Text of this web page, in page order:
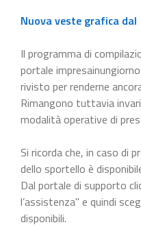
Nuova veste grafica
Il programma di
portale
rivisto per renderne
Rimangono tuttavia
modalità operative di
Si ricorda che, in caso di
dello sportello è
Dal portale di supporto
l’assistenza" e quindi
disponibili.